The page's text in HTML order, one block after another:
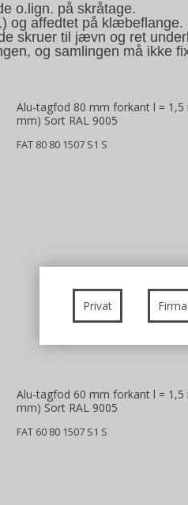
o.lign. på skråtage.
og affedtet på klæbeflange.
skruer til jævn og ret
og samlingen må ikke
Alu-tagfod 80 mm forkant l = 1,5
mm) Sort RAL 9005
FAT 80 80 1507 S1 S
Alu-tagfod 60 mm forkant l = 1,5
mm) Sort RAL 9005
FAT 60 80 1507 S1 S
Privat Firma